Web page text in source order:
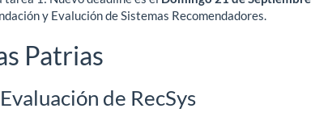
y Evalución de Sistemas Recomendadores.
Patrias
de RecSys